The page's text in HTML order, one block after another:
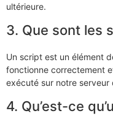
ultérieure.
3. Que sont les
Un script est un élément
fonctionne correctement
exécuté sur notre serveur
4. Qu’est-ce